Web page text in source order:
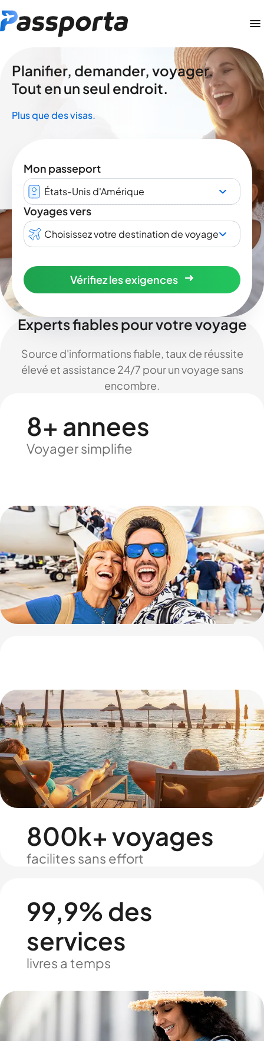
Planifier, demander, voyager.
Tout en un seul endroit.
Plus que des visas.
Mon passeport
États-Unis d'Amérique
Voyages vers
Choisissez votre destination de voyage
Vérifiez les exigences
Experts fiables pour votre voyage
Source d'informations fiable, taux de réussite
élevé et assistance 24/7 pour un voyage sans
encombre.
8+ annees
Voyager simplifie
800k+ voyages
facilites sans effort
99,9% des
services
livres a temps